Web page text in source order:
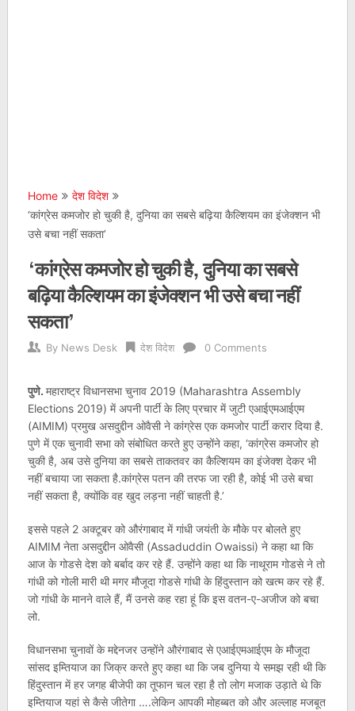
Home
देश विदेश
‘कांग्रेस कमजोर हो चुकी है, दुनिया का सबसे बढ़िया कैल्शियम का इंजेक्शन भी
उसे बचा नहीं सकता’
‘कांग्रेस कमजोर हो चुकी है, दुनिया का सबसे
बढ़िया कैल्शियम का इंजेक्शन भी उसे बचा नहीं
सकता’
By News Desk देश विदेश 0 Comments
पुणे. महाराष्ट्र विधानसभा चुनाव 2019 (Maharashtra Assembly
Elections 2019) में अपनी पार्टी के लिए प्रचार में जुटी एआईएमआईएम
(AIMIM) प्रमुख असदुद्दीन ओवैसी ने कांग्रेस एक कमजोर पार्टी करार दिया है.
पुणे में एक चुनावी सभा को संबोधित करते हुए उन्होंने कहा, ‘कांग्रेस कमजोर हो
चुकी है, अब उसे दुनिया का सबसे ताकतवर का कैल्शियम का इंजेक्श देकर भी
नहीं बचाया जा सकता है.कांग्रेस पतन की तरफ जा रही है, कोई भी उसे बचा
नहीं सकता है, क्योंकि वह खुद लड़ना नहीं चाहती है.’
इससे पहले 2 अक्टूबर को औरंगाबाद में गांधी जयंती के मौके पर बोलते हुए
AIMIM नेता असदुद्दीन ओवैसी (Assaduddin Owaissi) ने कहा था कि
आज के गोडसे देश को बर्बाद कर रहे हैं. उन्‍होंने कहा था कि नाथूराम गोडसे ने तो
गांधी को गोली मारी थी मगर मौजूदा गोडसे गांधी के हिंदुस्‍तान को खत्‍म कर रहे हैं.
जो गांधी के मानने वाले हैं, मैं उनसे कह रहा हूं कि इस वतन-ए-अजीज को बचा
लो.
विधानसभा चुनावों के मद्देनजर उन्‍होंने औरंगाबाद से एआईएमआईएम के मौजूदा
सांसद इम्तियाज का जिक्र करते हुए कहा था कि जब दुनिया ये समझ रही थी कि
हिंदुस्तान में हर जगह बीजेपी का तूफान चल रहा है तो लोग मजाक उड़ाते थे कि
इम्तियाज यहां से कैसे जीतेगा ….लेकिन आपकी मोहब्बत को और अल्लाह मजबूत